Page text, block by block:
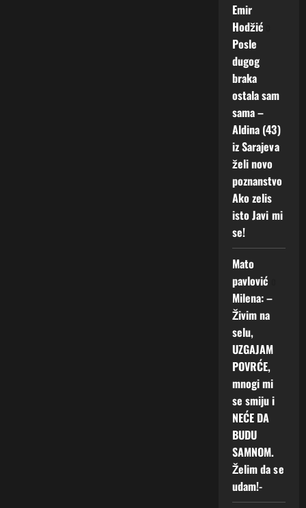
Emir
Hodžić
Posle
dugog
braka
ostala sam
sama –
Aldina (43)
iz Sarajeva
želi novo
poznanstvo
Ako zelis
isto Javi mi
se!
Mato
pavlović
Milena: –
Živim na
selu,
UZGAJAM
POVRĆE,
mnogi mi
se smiju i
NEĆE DA
BUDU
SAMNOM.
Želim da se
udam!-